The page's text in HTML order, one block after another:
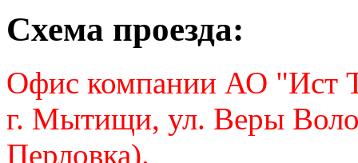
Схема проезда:
Офис компании АО "Ист
г. Мытищи, ул. Веры
Перловка).